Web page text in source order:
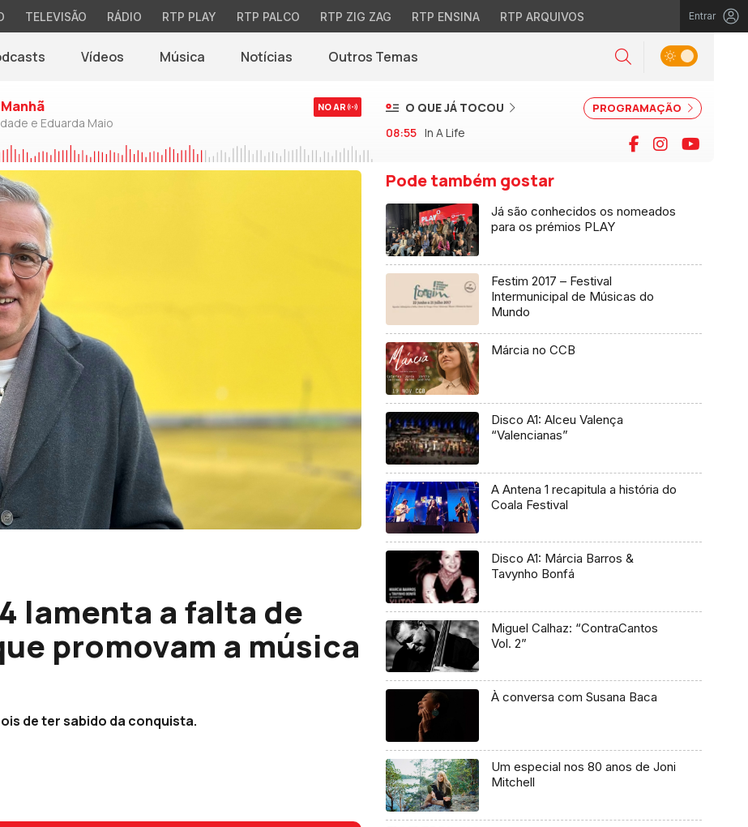
TELEVISÃO RÁDIO RTP PLAY RTP PALCO RTP ZIG ZAG RTP ENSINA RTP ARQUIVOS Entrar
Vídeos Música Notícias(abre em nova janela)
Outros Temas Pesquisar
Alternar tema
e Eduarda Maio
NO AR PROGRAMAÇÃO
O QUE JÁ TOCOU
08:55 In A Life Facebook
Instagram
lamenta a falta de
promovam a música
de ter sabido da conquista.
Pode também gostar
Já são conhecidos os nomeados
para os prémios PLAY
Festim 2017 – Festival
Intermunicipal de Músicas do
Mundo
Márcia no CCB
Disco A1: Alceu Valença
“Valencianas”
A Antena 1 recapitula a história do
Coala Festival
Disco A1: Márcia Barros &
Tavynho Bonfá
Miguel Calhaz: “ContraCantos
Vol. 2”
À conversa com Susana Baca
Um especial nos 80 anos de Joni
Mitchell